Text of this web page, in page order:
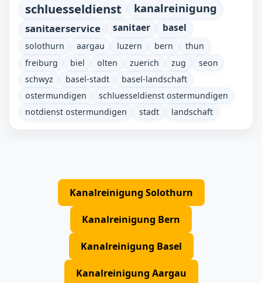
schluesseldienst kanalreinigung
sanitaerservice sanitaer basel
solothurn aargau luzern bern
thun
freiburg
biel olten zuerich zug
seon
schwyz
basel-stadt
basel-landschaft
ostermundigen
schluesseldienst ostermundigen
notdienst ostermundigen
stadt landschaft
Kanalreinigung Solothurn
Kanalreinigung Bern
Kanalreinigung Basel
Kanalreinigung Aargau